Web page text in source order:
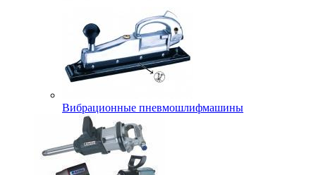
Вибрационные пневмошлифмашины